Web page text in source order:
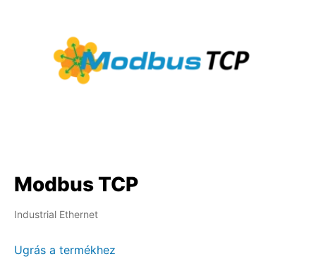
Modbus TCP
Industrial Ethernet
Ugrás a termékhez